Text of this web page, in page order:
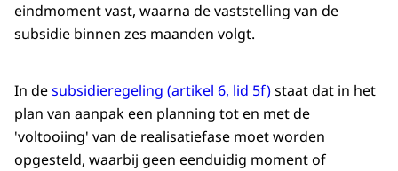
eindmoment vast, waarna de vaststelling van de
subsidie binnen zes maanden volgt.
In desubsidieregeling (artikel 6, lid 5f)staat dat in het
plan van aanpak een planning tot en met de
'voltooiing' van de realisatiefase moet worden
opgesteld, waarbij geen eenduidig moment of